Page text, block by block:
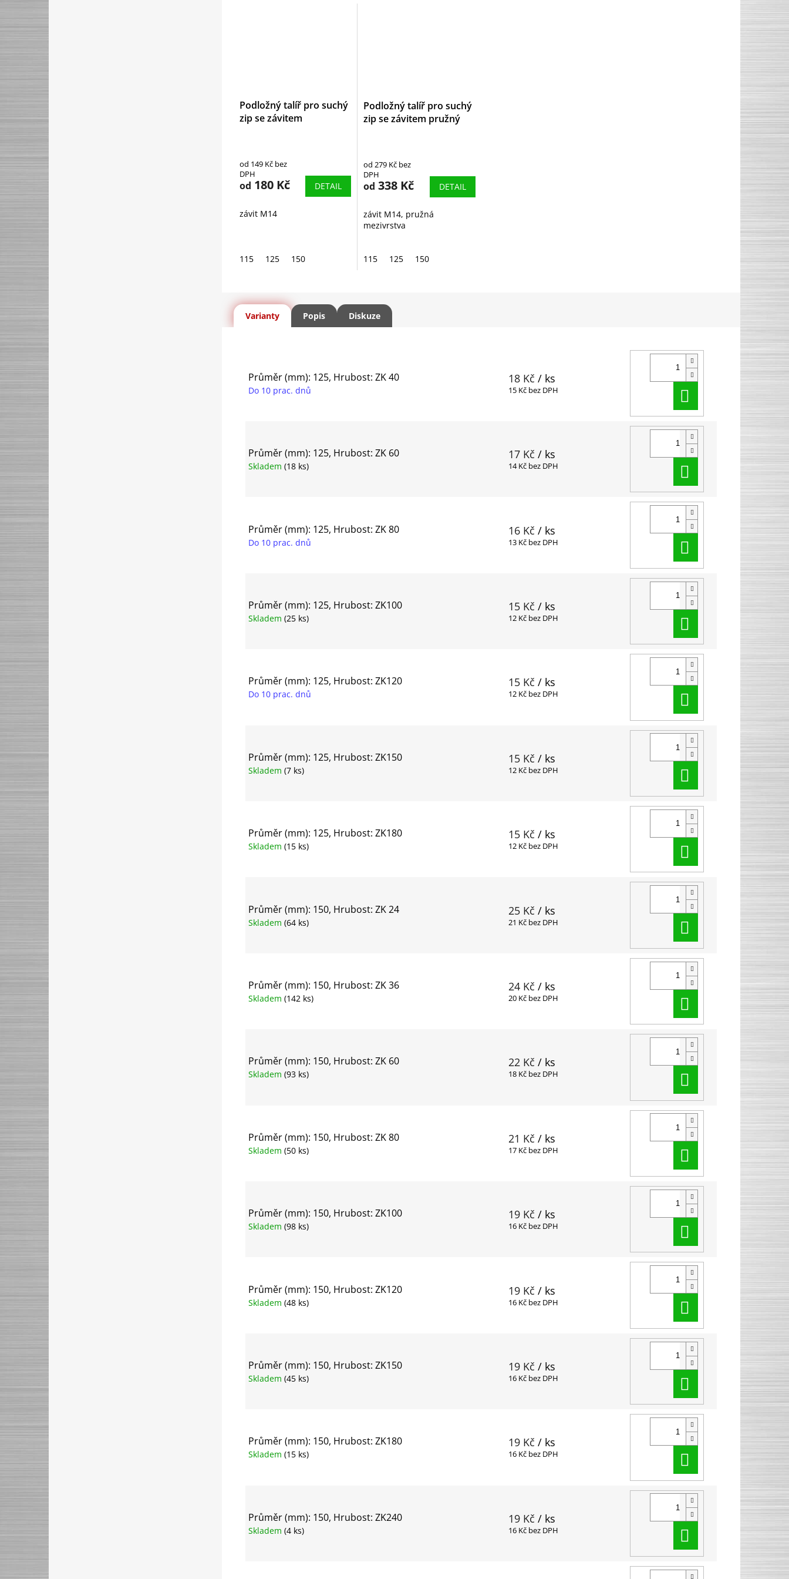
Podložný talíř pro suchý
zip se závitem
od 149 Kč bez
DPH
od 180 Kč DETAIL
závit M14
115 125 150
Podložný talíř pro suchý
zip se závitem pružný
od 279 Kč bez
DPH
od 338 Kč DETAIL
závit M14, pružná
mezivrstva
115 125 150
Varianty Popis Diskuze
Průměr (mm): 125, Hrubost: ZK 40
Do 10 prac. dnů
18 Kč / ks
15 Kč bez DPH
Průměr (mm): 125, Hrubost: ZK 60
Skladem (18 ks)
17 Kč / ks
14 Kč bez DPH
Průměr (mm): 125, Hrubost: ZK 80
Do 10 prac. dnů
16 Kč / ks
13 Kč bez DPH
Průměr (mm): 125, Hrubost: ZK100
Skladem (25 ks)
15 Kč / ks
12 Kč bez DPH
Průměr (mm): 125, Hrubost: ZK120
Do 10 prac. dnů
15 Kč / ks
12 Kč bez DPH
Průměr (mm): 125, Hrubost: ZK150
Skladem (7 ks)
15 Kč / ks
12 Kč bez DPH
Průměr (mm): 125, Hrubost: ZK180
Skladem (15 ks)
15 Kč / ks
12 Kč bez DPH Do košíku
Průměr (mm): 150, Hrubost: ZK 24
Skladem (64 ks)
25 Kč / ks
21 Kč bez DPH Do košíku
Průměr (mm): 150, Hrubost: ZK 36
Skladem (142 ks)
24 Kč / ks
20 Kč bez DPH Do košíku
Průměr (mm): 150, Hrubost: ZK 60
Skladem (93 ks)
22 Kč / ks
18 Kč bez DPH
Průměr (mm): 150, Hrubost: ZK 80
Skladem (50 ks)
21 Kč / ks
17 Kč bez DPH
Průměr (mm): 150, Hrubost: ZK100
Skladem (98 ks)
19 Kč / ks
16 Kč bez DPH
Průměr (mm): 150, Hrubost: ZK120
Skladem (48 ks)
19 Kč / ks
16 Kč bez DPH
Průměr (mm): 150, Hrubost: ZK150
Skladem (45 ks)
19 Kč / ks
16 Kč bez DPH Do košíku
Průměr (mm): 150, Hrubost: ZK180
Skladem (15 ks)
19 Kč / ks
16 Kč bez DPH
Průměr (mm): 150, Hrubost: ZK240
Skladem (4 ks)
19 Kč / ks
16 Kč bez DPH